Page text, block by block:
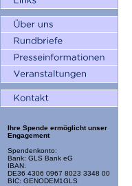
Ihre Spende ermöglicht unser
Engagement
Spendenkonto:
Bank: GLS Bank eG
IBAN:
DE36 4306 0967 8023 3348 00
BIC: GENODEM1GLS